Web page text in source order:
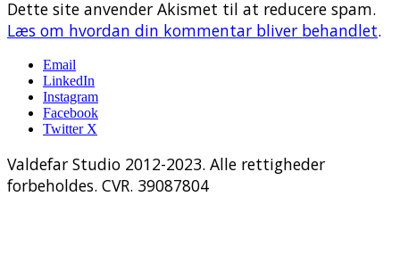
Dette site anvender Akismet til at reducere spam.
Læs om hvordan din kommentar bliver behandlet.
Email
LinkedIn
Instagram
Facebook
Twitter X
Valdefar Studio 2012-2023. Alle rettigheder
forbeholdes. CVR. 39087804